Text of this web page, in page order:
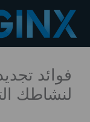
المحتوى
فوائد
لنشاطك